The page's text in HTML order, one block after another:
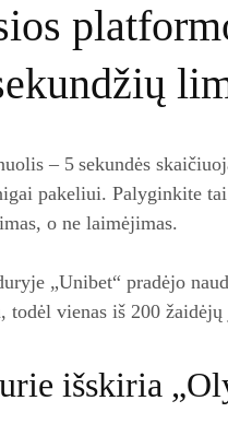
– 5 sekundės
pakeliui. Palyginkite
o ne laimėjimas.
„Unibet“ pradėjo
todėl vienas iš 200
išskiria